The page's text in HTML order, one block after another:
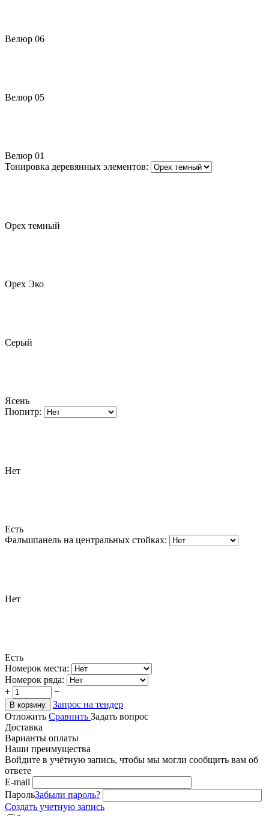
Велюр 06
Велюр 05
Велюр 01
Тонировка деревянных элементов:
Орех темный
Орех Эко
Серый
Ясень
Пюпитр:
Нет
Есть
Фальшпанель на центральных стойках:
Нет
Есть
Номерок места:
Номерок ряда:
+
−
В корзину
Запрос на тендер
Отложить Сравнить Задать вопрос
Доставка
Варианты оплаты
Наши преимущества
Войдите в учётную запись, чтобы мы могли сообщить вам об
ответе
E-mail
ПарольЗабыли пароль?
Создать учетную запись